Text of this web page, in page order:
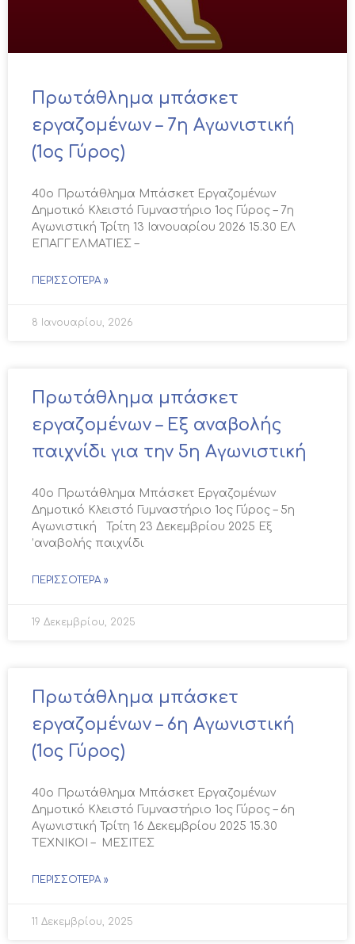
Πρωτάθλημα μπάσκετ
εργαζομένων – 7η Αγωνιστική
(1ος Γύρος)
40ο Πρωτάθλημα Μπάσκετ Εργαζομένων
Δημοτικό Κλειστό Γυμναστήριο 1ος Γύρος – 7η
Αγωνιστική Τρίτη 13 Ιανουαρίου 2026 15.30 ΕΛ
ΕΠΑΓΓΕΛΜΑΤΙΕΣ –
ΠΕΡΙΣΣΌΤΕΡΑ »
8 Ιανουαρίου, 2026
Πρωτάθλημα μπάσκετ
εργαζομένων – Εξ αναβολής
παιχνίδι για την 5η Αγωνιστική
40ο Πρωτάθλημα Μπάσκετ Εργαζομένων
Δημοτικό Κλειστό Γυμναστήριο 1ος Γύρος – 5η
Αγωνιστική Τρίτη 23 Δεκεμβρίου 2025 Εξ
’αναβολής παιχνίδι
ΠΕΡΙΣΣΌΤΕΡΑ »
19 Δεκεμβρίου, 2025
Πρωτάθλημα μπάσκετ
εργαζομένων – 6η Αγωνιστική
(1ος Γύρος)
40ο Πρωτάθλημα Μπάσκετ Εργαζομένων
Δημοτικό Κλειστό Γυμναστήριο 1ος Γύρος – 6η
Αγωνιστική Τρίτη 16 Δεκεμβρίου 2025 15.30
ΤΕΧΝΙΚΟΙ – ΜΕΣΙΤΕΣ
ΠΕΡΙΣΣΌΤΕΡΑ »
11 Δεκεμβρίου, 2025